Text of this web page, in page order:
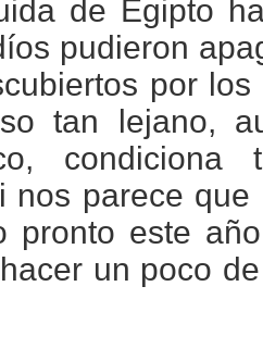
de Egipto
pudieron
por
tan lejano,
condiciona
nos parece
pronto este
un poco